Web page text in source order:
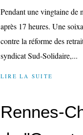
Pendant une vingtaine de
après 17 heures. Une
contre la réforme des
syndicat Sud-Solidaire,...
LIRE LA SUITE
Rennes-